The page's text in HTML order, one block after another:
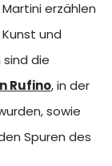
– je
bietet. Zum
oder Tozzetti
erzählen
und
die
Rufino, in der
sowie
Spuren des